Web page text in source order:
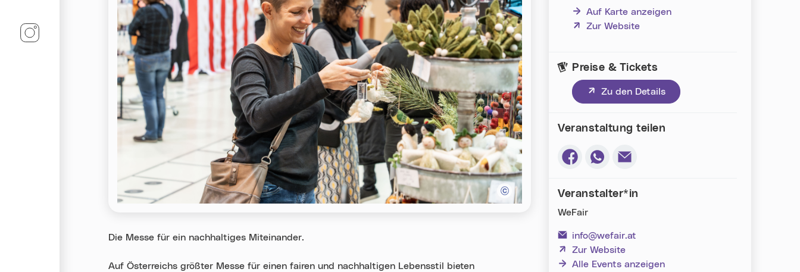
Linz-Termine auf Instagram
Die Messe für ein nachhaltiges Miteinander.
Auf Österreichs größter Messe für einen fairen und nachhaltigen Lebensstil bieten
Auf Karte anzeigen
Zur Website
(neues Fenster)
Preise & Tickets
Zu den Details
(neues Fenster)
Veranstaltung teilen
Veranstalter*in
WeFair
info@wefair.at
Zur Website
(neues Fenster)
Alle Events anzeigen